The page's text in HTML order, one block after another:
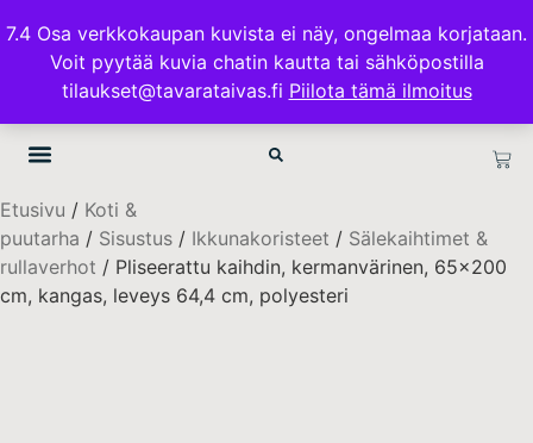
7.4 Osa verkkokaupan kuvista ei näy, ongelmaa korjataan.
Voit pyytää kuvia chatin kautta tai sähköpostilla
tilaukset@tavarataivas.fi Piilota tämä ilmoitus
ILMAINEN TOIMITUS 100€ TILAUKSISSA
TAVARATAIVAS.FI
Etusivu / Koti &
puutarha / Sisustus / Ikkunakoristeet / Sälekaihtimet &
rullaverhot / Pliseerattu kaihdin, kermanvärinen, 65×200
cm, kangas, leveys 64,4 cm, polyesteri